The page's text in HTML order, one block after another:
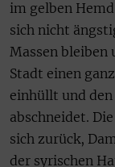
im gelben
sich nicht
Massen bleiben
Stadt einen
einhüllt und
abschneidet.
sich zurück,
der syrischen